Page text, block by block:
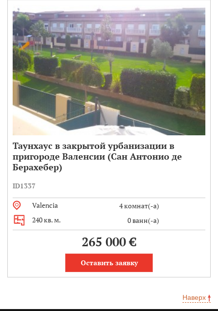
Таунхаус в закрытой урбанизации в
пригороде Валенсии (Сан Антонио де
Берахебер)
ID1337
Valencia
4 комнат(-а)
240 кв. м.
0 ванн(-а)
265 000 €
Оставить заявку
Наверх